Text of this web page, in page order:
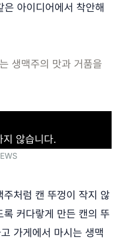
아이디어에서 착안해
생맥주의 맛과 거품을
지 않습니다.
처럼 캔 뚜껑이 작지 않
커다랗게 만든 캔의 뚜
가게에서 마시는 생맥